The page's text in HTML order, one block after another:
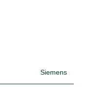
Siemens